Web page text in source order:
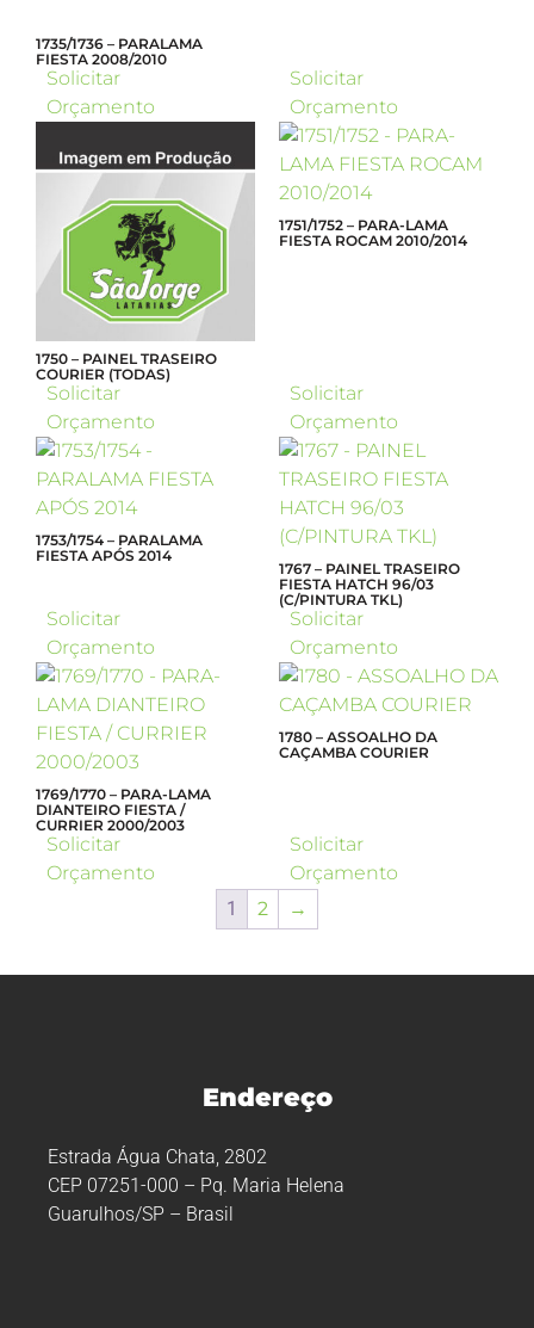
1735/1736 – PARALAMA
FIESTA 2008/2010
Solicitar
Orçamento
Solicitar
Orçamento
1750 – PAINEL TRASEIRO
COURIER (TODAS)
Solicitar
Orçamento
1751/1752 – PARA-LAMA
FIESTA ROCAM 2010/2014
Solicitar
Orçamento
1753/1754 – PARALAMA
FIESTA APÓS 2014
Solicitar
Orçamento
1767 – PAINEL TRASEIRO
FIESTA HATCH 96/03
(C/PINTURA TKL)
Solicitar
Orçamento
1769/1770 – PARA-LAMA
DIANTEIRO FIESTA /
CURRIER 2000/2003
Solicitar
Orçamento
1780 – ASSOALHO DA
CAÇAMBA COURIER
Solicitar
Orçamento
1
2 →
Endereço
Estrada Água Chata, 2802
CEP 07251-000 – Pq. Maria Helena
Guarulhos/SP – Brasil